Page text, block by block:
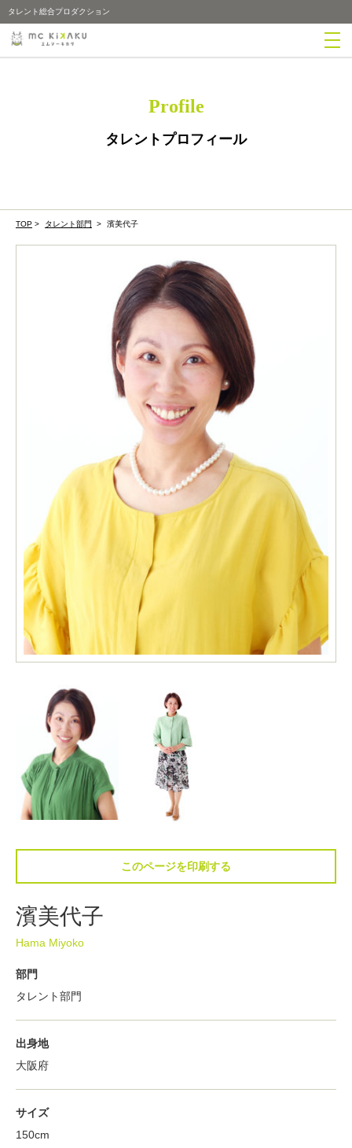
タレント総合プロダクション
Profile
タレントプロフィール
TOP > タレント部門 > 濱美代子
このページを印刷する
濱美代子
Hama Miyoko
部門
タレント部門
出身地
大阪府
サイズ
150cm